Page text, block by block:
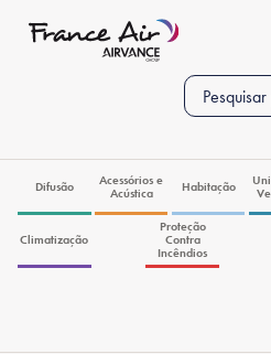
Difusão
Acessórios e
Acústica
Habitação
Climatização
Proteção
Contra
Incêndios